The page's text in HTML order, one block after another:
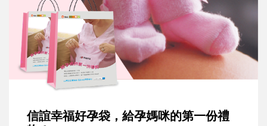
信誼幸福好孕袋，給孕媽咪的第一份禮